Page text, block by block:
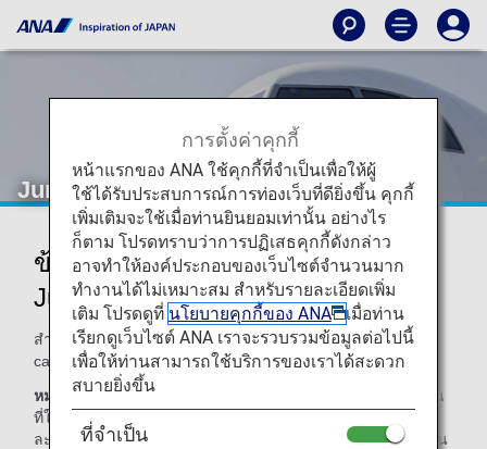
Juneyao Airlines (HO)
ข้อมูลเที่ยวบินร่วมของสายการบิน
Juneyao Airlines
สำหรับเที่ยวบินร่วมกับANA สายการบินที่ทำการบิน (operating
carrier) จะเป็นผู้ให้บริการ ตามที่แสดงไว้ด้านล่าง
หมายเหตุ:โดยส่วนใหญ่ ข้อกำหนดและเงื่อนไขของสายการบิน
ที่ให้บริการจะบังคับใช้กับเที่ยวบินร่วมด้วย โปรดสอบถามราย
ละเอียดเพิ่มเติมเมื่อท่านทำการสำรองที่นั่ง หรือติดต่อสายการบิน
การตั้งค่าคุกกี้
หน้าแรกของ ANA ใช้คุกกี้ที่จำเป็นเพื่อให้ผู้
ใช้ได้รับประสบการณ์การท่องเว็บที่ดียิ่งขึ้น คุกกี้
เพิ่มเติมจะใช้เมื่อท่านยินยอมเท่านั้น อย่างไร
ก็ตาม โปรดทราบว่าการปฏิเสธคุกกี้ดังกล่าว
อาจทำให้องค์ประกอบของเว็บไซต์จำนวนมาก
ทำงานได้ไม่เหมาะสม สำหรับรายละเอียดเพิ่ม
เติม โปรดดูที่ นโยบายคุกกี้ของ ANA
เมื่อท่าน
เรียกดูเว็บไซต์ ANA เราจะรวบรวมข้อมูลต่อไปนี้
เพื่อให้ท่านสามารถใช้บริการของเราได้สะดวก
สบายยิ่งขึ้น
ที่จำเป็น